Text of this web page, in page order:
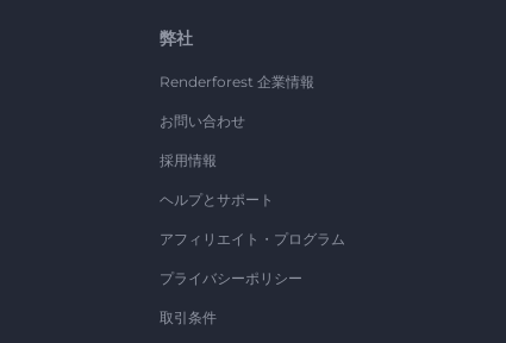
弊社
Renderforest 企業情報
お問い合わせ
採用情報
ヘルプとサポート
アフィリエイト・プログラム
プライバシーポリシー
取引条件